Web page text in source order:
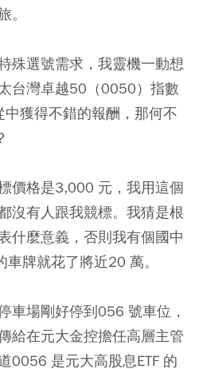
。
殊選號需求，我靈機一動想
台灣卓越50（0050）指數
中獲得不錯的報酬，那何不
價格是3,000 元，我用這個
沒有人跟我競標。我猜是根
什麼意義，否則我有個國中
牌就花了將近20 萬。
車場剛好停到056 號車位，
給在元大金控擔任高層主管
0056 是元大高股息ETF 的